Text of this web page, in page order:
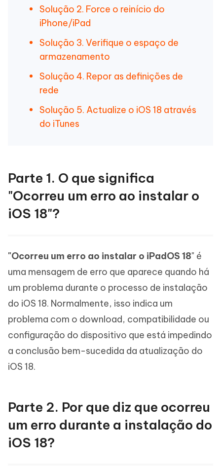
Solução 2. Force o reinício do
iPhone/iPad
Solução 3. Verifique o espaço de
armazenamento
Solução 4. Repor as definições de
rede
Solução 5. Actualize o iOS 18 através
do iTunes
Parte 1. O que significa
"Ocorreu um erro ao instalar o
iOS 18"?
"Ocorreu um erro ao instalar o iPadOS 18" é
uma mensagem de erro que aparece quando há
um problema durante o processo de instalação
do iOS 18. Normalmente, isso indica um
problema com o download, compatibilidade ou
configuração do dispositivo que está impedindo
a conclusão bem-sucedida da atualização do
iOS 18.
Parte 2. Por que diz que ocorreu
um erro durante a instalação do
iOS 18?